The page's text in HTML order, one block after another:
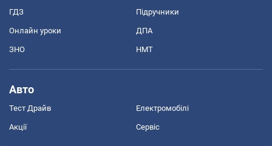
ГДЗ Підручники
Онлайн уроки ДПА
ЗНО НМТ
Авто
Тест Драйв Електромобілі
Акції Сервіс